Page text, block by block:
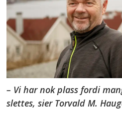
– Vi har nok plass fordi
slettes, sier Torvald M.